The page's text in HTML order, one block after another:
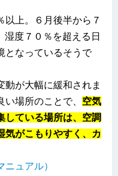
以上。６月後半から７
度７０％を超える日
となっているそうで
動が大幅に緩和されま
場所のことで、 空気
している場所は、空調
気がこもりやすく、カ
ュアル）